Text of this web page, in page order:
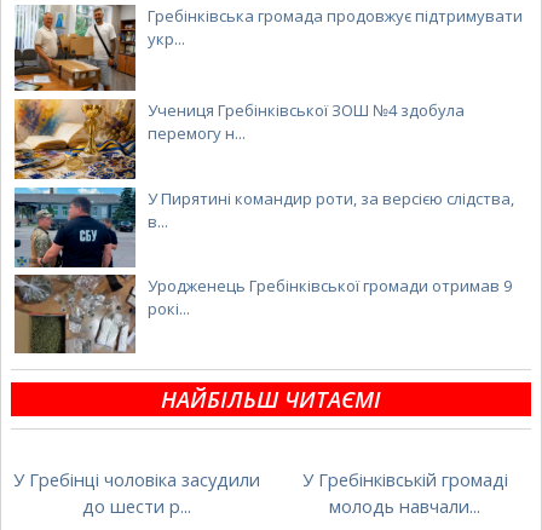
Гребінківська громада продовжує підтримувати
укр...
Учениця Гребінківської ЗОШ №4 здобула
перемогу н...
У Пирятині командир роти, за версією слідства,
в...
Уродженець Гребінківської громади отримав 9
рокі...
НАЙБІЛЬШ ЧИТАЄМІ
У Гребінці чоловіка засудили
до шести р...
У Гребінківській громаді
молодь навчали...